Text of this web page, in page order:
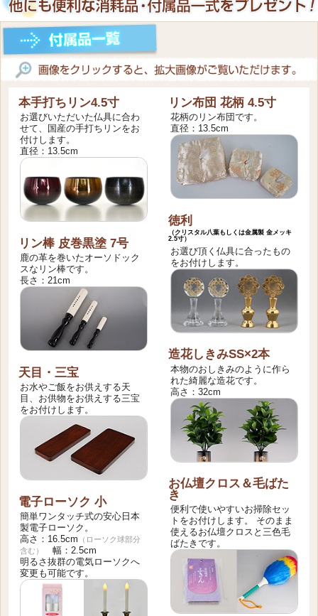
本手打ちリン4.5寸
お選びいただいた仏具に合わ
せて、国産の手打ちリンをお
付けします。
直径：13.5cm
リン棒 皮巻黒塗 7号
鹿の革を巻いたオーソドック
スなリン棒です。
長さ：21cm
天目・三宝
お水やご飯をお供えする天
目、お供物をお供えする三宝
をお付けします。
電子ローソク 小
簡単ワンタッチ式の安心日本
製電子ローソク。
高さ：16.5cm （ローソク球部分
含む）
幅：2.5cm
明るさ抜群の電気ローソクへ
変更も可能です。
リン布団 花柄 4.5寸
花柄のリン布団です。
直径：13.5cm
徳利
（クリスタル八葉もしくは金属製 金メッキ
2.5寸）
お選び頂く仏具に合ったもの
をお付けします。
造花しきみSS×2本
本物のおしきみのように作ら
れた綺麗な造花です。
高さ：32cm
お仏壇クロス＆毛ばた
き
便利で使いやすいお掃除セッ
トをお付けします。 そのまま
使えるお仏壇クロスと三色毛
ばたきです。